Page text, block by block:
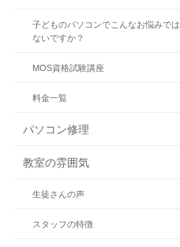
子どものパソコンでこんなお悩みでは
ないですか？
MOS資格試験講座
料金一覧
パソコン修理
教室の雰囲気
生徒さんの声
スタッフの特徴